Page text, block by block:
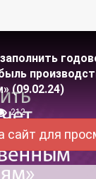
(09.02.24)
212
сайт для